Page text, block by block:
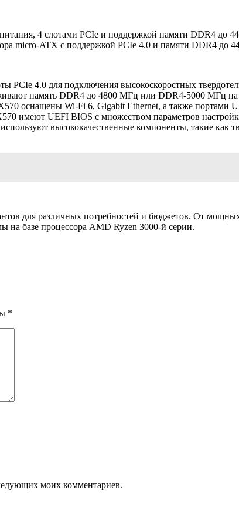
4 слотами PCIe и поддержкой памяти DDR4 до
micro-ATX с поддержкой PCIe 4.0 и памяти DDR4 до
4.0 для подключения высокоскоростных
память DDR4 до 4800 МГц или DDR4-5000 МГц на
оснащены Wi-Fi 6, Gigabit Ethernet, а также портами
имеют UEFI BIOS с множеством параметров
высококачественные компоненты, такие как
для различных потребностей и бюджетов. От
на базе процессора AMD Ryzen 3000-й серии.
*
моих комментариев.